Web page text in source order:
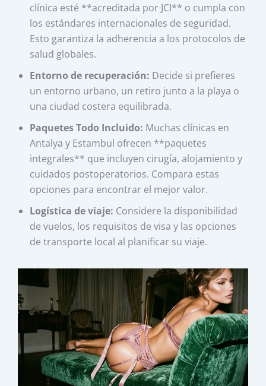
clínica esté **acreditada por JCI** o cumpla con
los estándares internacionales de seguridad.
Esto garantiza la adherencia a los protocolos de
salud globales.
Entorno de recuperación: Decide si prefieres
un entorno urbano, un retiro junto a la playa o
una ciudad costera equilibrada.
Paquetes Todo Incluido: Muchas clínicas en
Antalya y Estambul ofrecen **paquetes
integrales** que incluyen cirugía, alojamiento y
cuidados postoperatorios. Compara estas
opciones para encontrar el mejor valor.
Logística de viaje: Considere la disponibilidad
de vuelos, los requisitos de visa y las opciones
de transporte local al planificar su viaje.